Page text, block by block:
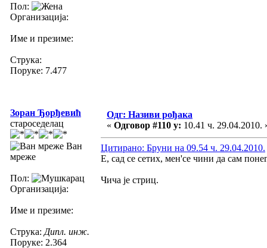
Пол:
Организација:
Име и презиме:
Струка:
Поруке: 7.477
Зоран Ђорђевић
староседелац
Ван
мреже
Пол:
Организација:
Име и презиме:
Струка: Дипл. инж.
Поруке: 2.364
Одг: Називи рођака
« Одговор #110 у: 10.41 ч. 29.04.2010.
Цитирано: Бруни на 09.54 ч. 29.04.2010.
Е, сад се сетих, мен'се чини да сам
Чича је стриц.